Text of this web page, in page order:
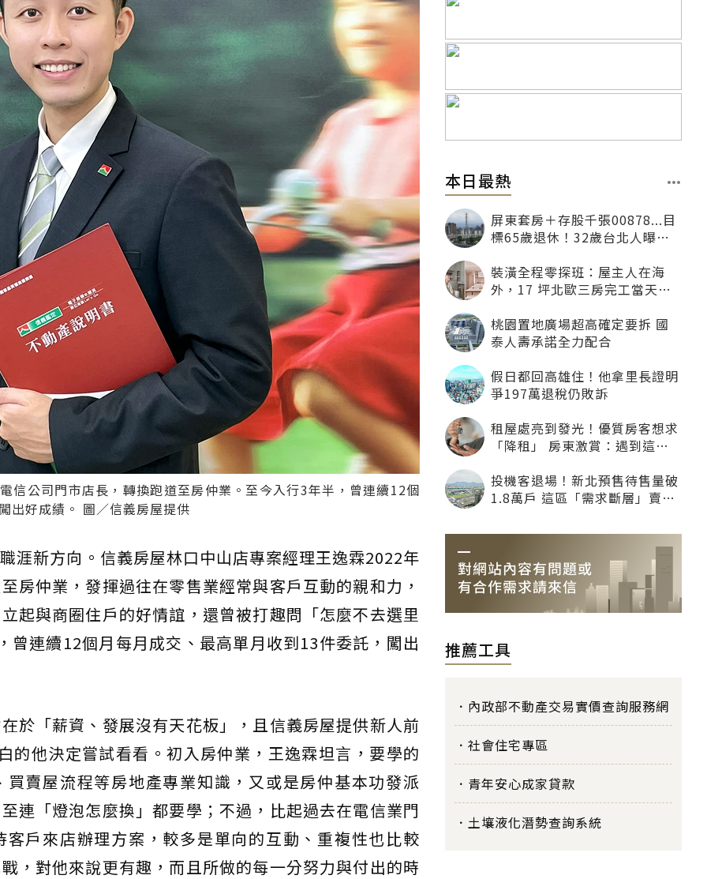
信公司門市店長，轉換跑道至房仲業。至今入行3年半，曾連續12個
出好成績。 圖／信義房屋提供
涯新方向。信義房屋林口中山店專案經理王逸霖2022年
房仲業，發揮過往在零售業經常與客戶互動的親和力，
起與商圈住戶的好情誼，還曾被打趣問「怎麼不去選里
曾連續12個月每月成交、最高單月收到13件委託，闖出
於「薪資、發展沒有天花板」，且信義房屋提供新人前
的他決定嘗試看看。初入房仲業，王逸霖坦言，要學的
賣屋流程等房地產專業知識，又或是房仲基本功發派
連「燈泡怎麼換」都要學；不過，比起過去在電信業門
戶來店辦理方案，較多是單向的互動、重複性也比較
，對他來說更有趣，而且所做的每一分努力與付出的時
本日最熱
屏東套房＋存股千張00878...目
標65歲退休！32歲台北人曝：
裝潢全程零探班：屋主人在海
外，17 坪北歐三房完工當天才
桃園置地廣場超高確定要拆 國
泰人壽承諾全力配合
假日都回高雄住！他拿里長證明
爭197萬退稅仍敗訴
租屋處亮到發光！優質房客想求
「降租」 房東激賞：遇到這種
投機客退場！新北預售待售量破
1.8萬戶 這區「需求斷層」賣壓
推薦工具
內政部不動產交易實價查詢服務網
社會住宅專區
青年安心成家貸款
土壤液化潛勢查詢系統